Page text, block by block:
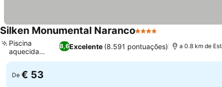
Silken Monumental Naranco4 Estrelas
8,6Excelente (8.591 pontuações)
Piscina
aquecida
coberta
a 0.8 km de
De € 53